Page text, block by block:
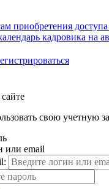
приобретения
кадровика на
свою учетную
или email